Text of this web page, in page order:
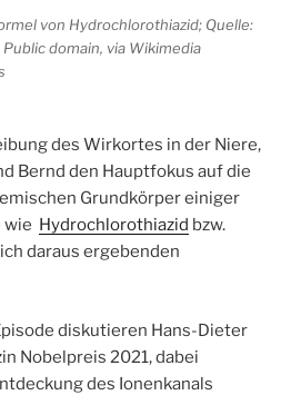
von Hydrochlorothiazid; Quelle:
Public domain, via Wikimedia
des Wirkortes in der Niere,
Bernd den Hauptfokus auf die
Grundkörper einiger
Hydrochlorothiazid bzw.
daraus ergebenden
diskutieren Hans-Dieter
Nobelpreis 2021, dabei
des Ionenkanals